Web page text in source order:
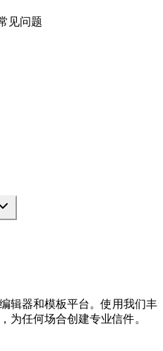
见问题
辑器和模板平台。使用我们丰
为任何场合创建专业信件。